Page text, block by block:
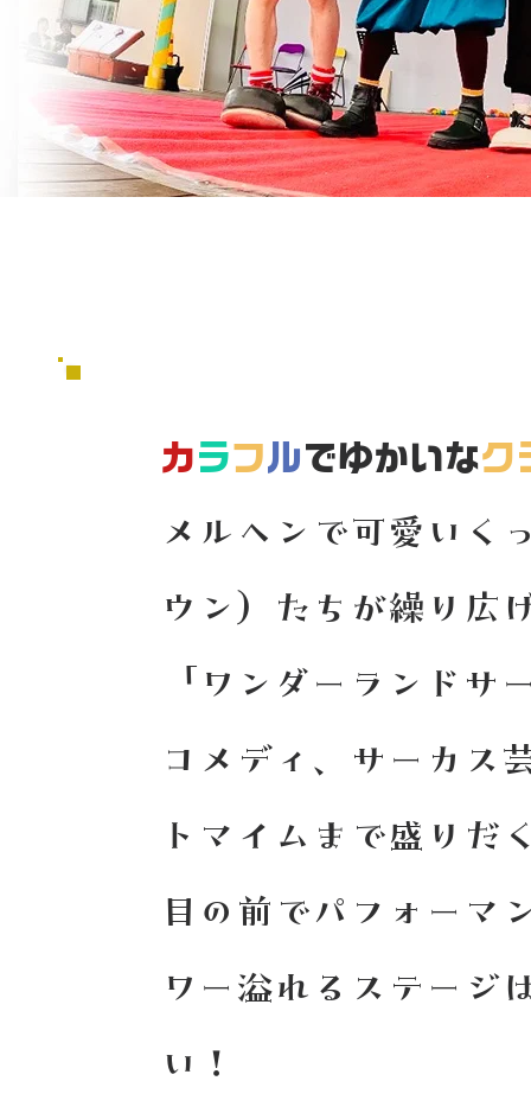
カラフルでゆかいなク
メルヘンで可愛いく
ウン）たちが繰り広
「ワンダーランドサ
コメディ、サーカス
トマイムまで盛りだ
目の前でパフォーマ
ワー溢れるステージ
い！